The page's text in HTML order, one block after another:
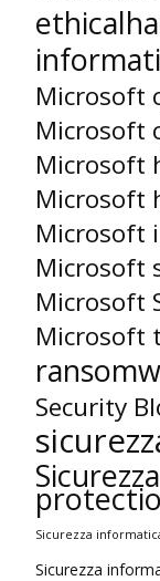
Microsoft
Microsoft
Microsoft
Microsoft
Microsoft
Microsoft
Microsoft
Microsoft
Security
Sicurezza
Sicurezza